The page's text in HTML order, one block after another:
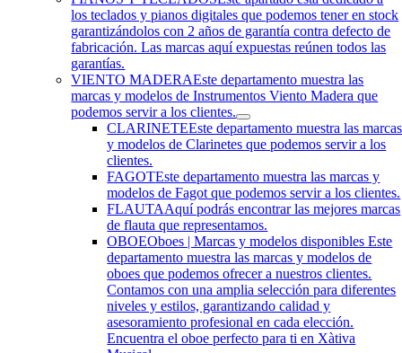
los teclados y pianos digitales que podemos tener en stock
garantizándolos con 2 años de garantía contra defecto de
fabricación. Las marcas aquí expuestas reúnen todos las
garantías.
VIENTO MADERAEste departamento muestra las
marcas y modelos de Instrumentos Viento Madera que
podemos servir a los clientes.
CLARINETEEste departamento muestra las marcas
y modelos de Clarinetes que podemos servir a los
clientes.
FAGOTEste departamento muestra las marcas y
modelos de Fagot que podemos servir a los clientes.
FLAUTAAquí podrás encontrar las mejores marcas
de flauta que representamos.
OBOEOboes | Marcas y modelos disponibles Este
departamento muestra las marcas y modelos de
oboes que podemos ofrecer a nuestros clientes.
Contamos con una amplia selección para diferentes
niveles y estilos, garantizando calidad y
asesoramiento profesional en cada elección.
Encuentra el oboe perfecto para ti en Xàtiva